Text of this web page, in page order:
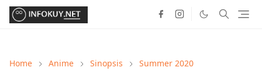
Home Anime Sinopsis Summer 2020